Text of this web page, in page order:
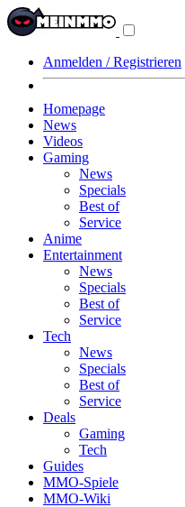
Anmelden / Registrieren
Homepage
News
Videos
Gaming
News
Specials
Best of
Service
Anime
Entertainment
News
Specials
Best of
Service
Tech
News
Specials
Best of
Service
Deals
Gaming
Tech
Guides
MMO-Spiele
MMO-Wiki